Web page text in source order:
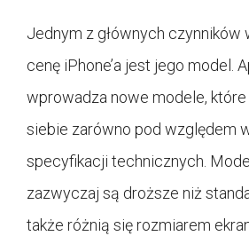
Jednym z głównych czynników
cenę iPhone’a jest jego model.
wprowadza nowe modele,
siebie zarówno pod względem
specyfikacji technicznych.
zazwyczaj są droższe niż
także różnią się rozmiarem